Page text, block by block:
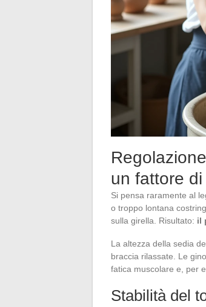
un fattore
Si pensa raramente al
o troppo lontana
sulla girella. Risultato: il
La altezza della sedia
braccia rilassate. Le
fatica muscolare e, per
Stabilità del